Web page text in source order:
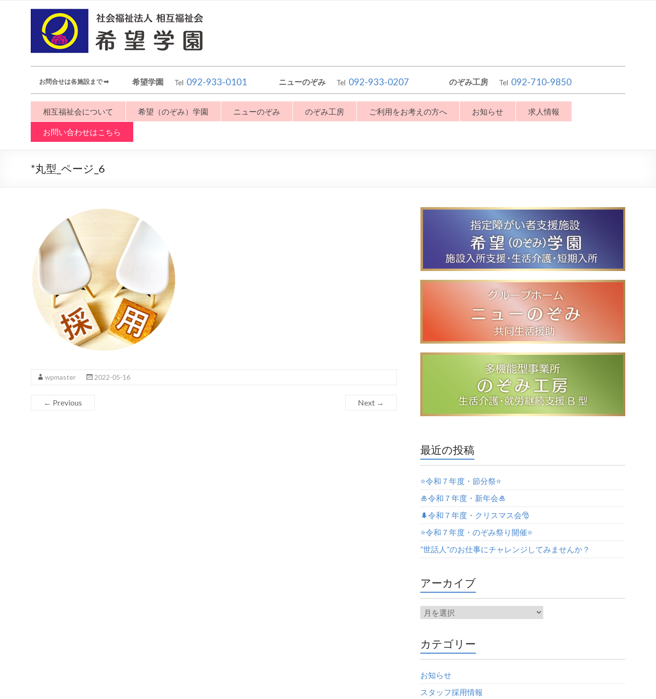
お問合せは各施設まで ➡︎ 希望学園 Tel 092-933-0101 ニューのぞみ Tel 092-933-0207 のぞみ工房 Tel 092-710-9850
相互福祉会について 希望（のぞみ）学園 ニューのぞみ のぞみ工房 ご利用をお考えの方へ お知らせ 求人情報
お問い合わせはこちら
*丸型_ページ_6
wpmaster 2022-05-16
← Previous Next →
最近の投稿
⭐️令和７年度・節分祭⭐️
🎍令和７年度・新年会🎍
🌲令和７年度・クリスマス会🎅
⭐️令和７年度・のぞみ祭り開催⭐️
“世話人”のお仕事にチャレンジしてみませんか？
アーカイブ
カテゴリー
お知らせ
スタッフ採用情報